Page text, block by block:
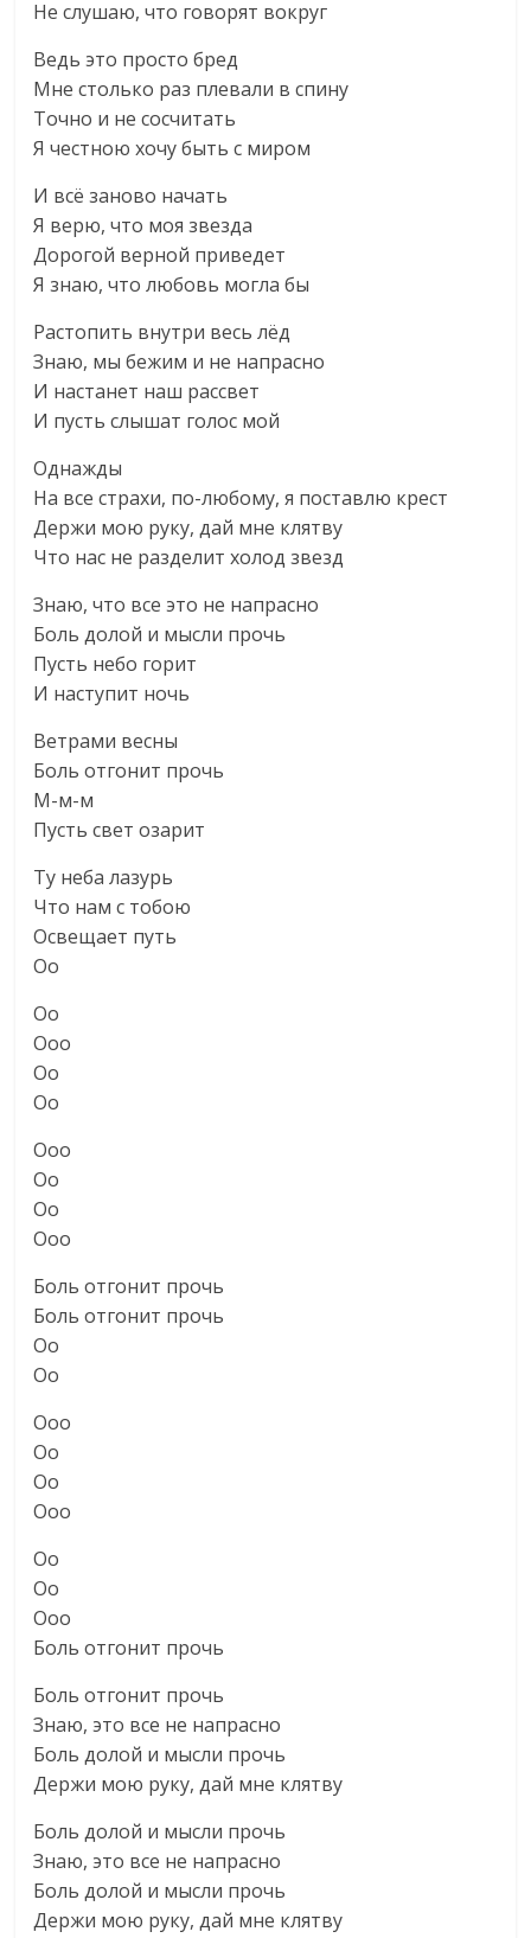
Не слушаю, что говорят вокруг
Ведь это просто бред
Мне столько раз плевали в спину
Точно и не сосчитать
Я честною хочу быть с миром
И всё заново начать
Я верю, что моя звезда
Дорогой верной приведет
Я знаю, что любовь могла бы
Растопить внутри весь лёд
Знаю, мы бежим и не напрасно
И настанет наш рассвет
И пусть слышат голос мой
Однажды
На все страхи, по-любому, я поставлю крест
Держи мою руку, дай мне клятву
Что нас не разделит холод звезд
Знаю, что все это не напрасно
Боль долой и мысли прочь
Пусть небо горит
И наступит ночь
Ветрами весны
Боль отгонит прочь
М-м-м
Пусть свет озарит
Ту неба лазурь
Что нам с тобою
Освещает путь
Оо
Оо
Ооо
Оо
Оо
Ооо
Оо
Оо
Ооо
Боль отгонит прочь
Боль отгонит прочь
Оо
Оо
Ооо
Оо
Оо
Ооо
Оо
Оо
Ооо
Боль отгонит прочь
Боль отгонит прочь
Знаю, это все не напрасно
Боль долой и мысли прочь
Держи мою руку, дай мне клятву
Боль долой и мысли прочь
Знаю, это все не напрасно
Боль долой и мысли прочь
Держи мою руку, дай мне клятву